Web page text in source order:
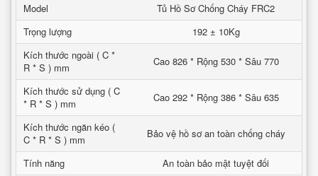
Model
Tủ Hồ Sơ Chống Cháy FRC2
Trọng lượng
192 ± 10Kg
Kích thước ngoài ( C *
R * S ) mm
Cao 826 * Rộng 530 * Sâu 770
Kích thước sử dụng ( C
* R * S ) mm
Cao 292 * Rộng 386 * Sâu 635
Kích thước ngăn kéo (
C * R * S ) mm
Bảo vệ hồ sơ an toàn chống cháy
Tính năng
An toàn bảo mật tuyệt đối